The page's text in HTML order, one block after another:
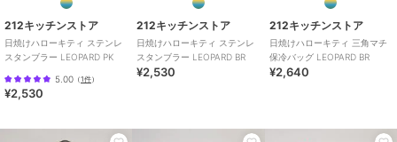
212キッチンストア
日焼けハローキティ ステンレ
スタンブラー LEOPARD PK
5.00 （1件）
¥2,530
212キッチンストア
日焼けハローキティ ステンレ
スタンブラー LEOPARD BR
¥2,530
212キッチンストア
日焼けハローキティ 三角マチ
保冷バッグ LEOPARD BR
¥2,640